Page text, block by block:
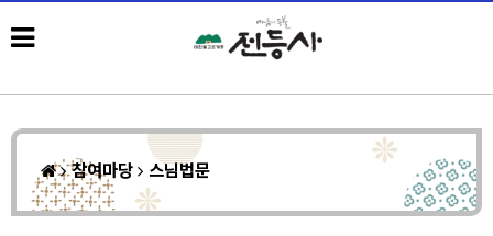
참여마당 스님법문